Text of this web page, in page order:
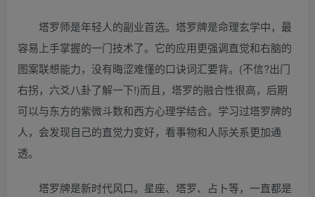
塔罗师是年轻人的副业首选。塔罗牌是命理玄学中，最
容易上手掌握的一门技术了。它的应用更强调直觉和右脑的
图案联想能力，没有晦涩难懂的口诀词汇要背。(不信?出门
右拐，六爻八卦了解一下!)而且，塔罗的融合性很高，后期
可以与东方的紫微斗数和西方心理学结合。学习过塔罗牌的
人，会发现自己的直觉力变好，看事物和人际关系更加通
透。
塔罗牌是新时代风口。星座、塔罗、占卜等，一直都是